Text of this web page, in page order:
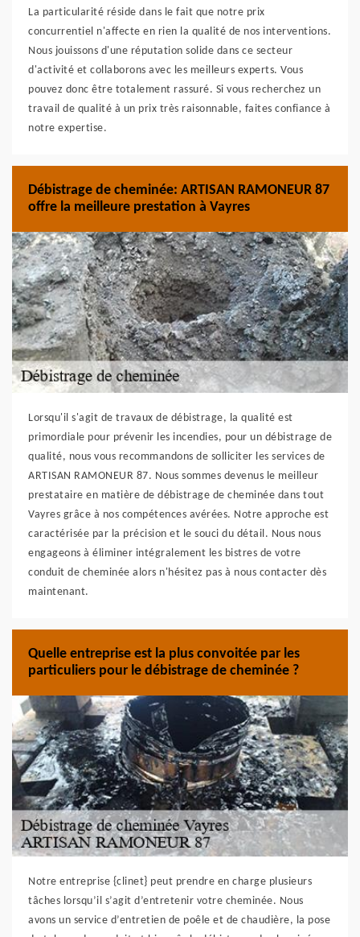
La particularité réside dans le fait que notre prix
concurrentiel n'affecte en rien la qualité de nos interventions.
Nous jouissons d'une réputation solide dans ce secteur
d'activité et collaborons avec les meilleurs experts. Vous
pouvez donc être totalement rassuré. Si vous recherchez un
travail de qualité à un prix très raisonnable, faites confiance à
notre expertise.
Débistrage de cheminée: ARTISAN RAMONEUR 87
offre la meilleure prestation à Vayres
Lorsqu'il s'agit de travaux de débistrage, la qualité est
primordiale pour prévenir les incendies, pour un débistrage de
qualité, nous vous recommandons de solliciter les services de
ARTISAN RAMONEUR 87. Nous sommes devenus le meilleur
prestataire en matière de débistrage de cheminée dans tout
Vayres grâce à nos compétences avérées. Notre approche est
caractérisée par la précision et le souci du détail. Nous nous
engageons à éliminer intégralement les bistres de votre
conduit de cheminée alors n'hésitez pas à nous contacter dès
maintenant.
Quelle entreprise est la plus convoitée par les
particuliers pour le débistrage de cheminée ?
Notre entreprise {clinet} peut prendre en charge plusieurs
tâches lorsqu’il s’agit d’entretenir votre cheminée. Nous
avons un service d’entretien de poêle et de chaudière, la pose